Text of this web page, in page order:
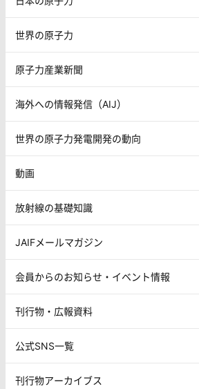
世界の原子力
原子力産業新聞
海外への情報発信（AIJ）
世界の原子力発電開発の動向
動画
放射線の基礎知識
JAIFメールマガジン
会員からのお知らせ・イベント情報
刊行物・広報資料
公式SNS一覧
刊行物アーカイブス